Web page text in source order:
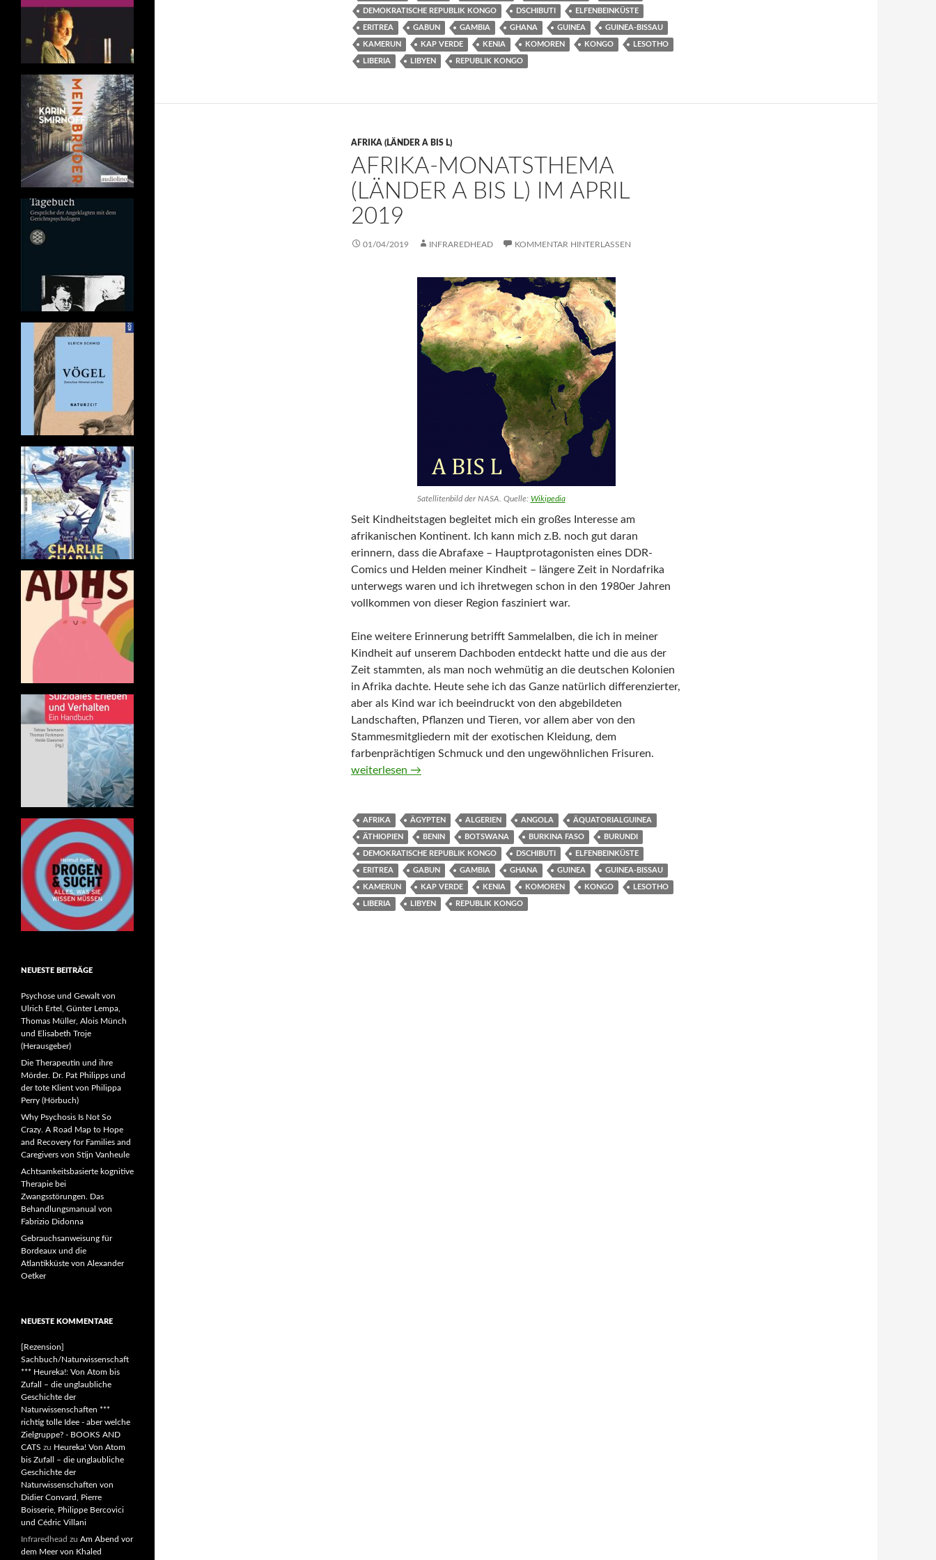
DEMOKRATISCHE REPUBLIK KONGO DSCHIBUTI ELFENBEINKÜSTE
ERITREA GABUN GAMBIA GHANA GUINEA GUINEA-BISSAU
KAMERUN KAP VERDE KENIA KOMOREN KONGO LESOTHO
LIBERIA LIBYEN REPUBLIK KONGO
AFRIKA (LÄNDER A BIS L)
AFRIKA-MONATSTHEMA
(LÄNDER A BIS L) IM APRIL
2019
01/04/2019 INFRAREDHEAD KOMMENTAR HINTERLASSEN
Satellitenbild der NASA. Quelle: Wikipedia
Seit Kindheitstagen begleitet mich ein großes Interesse am
afrikanischen Kontinent. Ich kann mich z.B. noch gut daran
erinnern, dass die Abrafaxe – Hauptprotagonisten eines DDR-
Comics und Helden meiner Kindheit – längere Zeit in Nordafrika
unterwegs waren und ich ihretwegen schon in den 1980er Jahren
vollkommen von dieser Region fasziniert war.
Eine weitere Erinnerung betrifft Sammelalben, die ich in meiner
Kindheit auf unserem Dachboden entdeckt hatte und die aus der
Zeit stammten, als man noch wehmütig an die deutschen Kolonien
in Afrika dachte. Heute sehe ich das Ganze natürlich differenzierter,
aber als Kind war ich beeindruckt von den abgebildeten
Landschaften, Pflanzen und Tieren, vor allem aber von den
Stammesmitgliedern mit der exotischen Kleidung, dem
farbenprächtigen Schmuck und den ungewöhnlichen Frisuren.
Afrika-Monatsthema (Länder A bis L) im April 2019
weiterlesen →
AFRIKA ÄGYPTEN ALGERIEN ANGOLA ÄQUATORIALGUINEA
ÄTHIOPIEN BENIN BOTSWANA BURKINA FASO BURUNDI
DEMOKRATISCHE REPUBLIK KONGO DSCHIBUTI ELFENBEINKÜSTE
ERITREA GABUN GAMBIA GHANA GUINEA GUINEA-BISSAU
KAMERUN KAP VERDE KENIA KOMOREN KONGO LESOTHO
LIBERIA LIBYEN REPUBLIK KONGO
NEUESTE BEITRÄGE
Psychose und Gewalt von
Ulrich Ertel, Günter Lempa,
Thomas Müller, Alois Münch
und Elisabeth Troje
(Herausgeber)
Die Therapeutin und ihre
Mörder. Dr. Pat Philipps und
der tote Klient von Philippa
Perry (Hörbuch)
Why Psychosis Is Not So
Crazy. A Road Map to Hope
and Recovery for Families and
Caregivers von Stijn Vanheule
Achtsamkeitsbasierte kognitive
Therapie bei
Zwangsstörungen. Das
Behandlungsmanual von
Fabrizio Didonna
Gebrauchsanweisung für
Bordeaux und die
Atlantikküste von Alexander
Oetker
NEUESTE KOMMENTARE
[Rezension]
Sachbuch/Naturwissenschaft
*** Heureka!: Von Atom bis
Zufall – die unglaubliche
Geschichte der
Naturwissenschaften ***
richtig tolle Idee - aber welche
Zielgruppe? - BOOKS AND
CATS zu Heureka! Von Atom
bis Zufall – die unglaubliche
Geschichte der
Naturwissenschaften von
Didier Convard, Pierre
Boisserie, Philippe Bercovici
und Cédric Villani
Infraredhead zu Am Abend vor
dem Meer von Khaled